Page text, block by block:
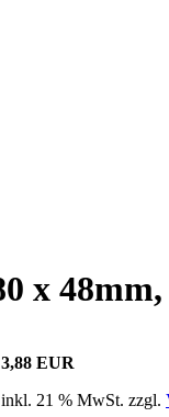
x
3,88 EUR
inkl. 21 % MwSt. zzgl.